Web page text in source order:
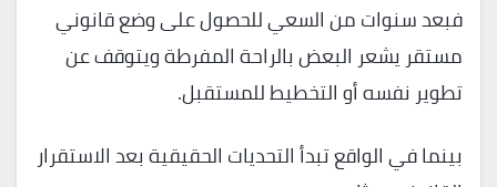
فبعد سنوات من السعي للحصول على وضع قانوني
مستقر يشعر البعض بالراحة المفرطة ويتوقف عن
تطوير نفسه أو التخطيط للمستقبل.
بينما في الواقع تبدأ التحديات الحقيقية بعد الاستقرار